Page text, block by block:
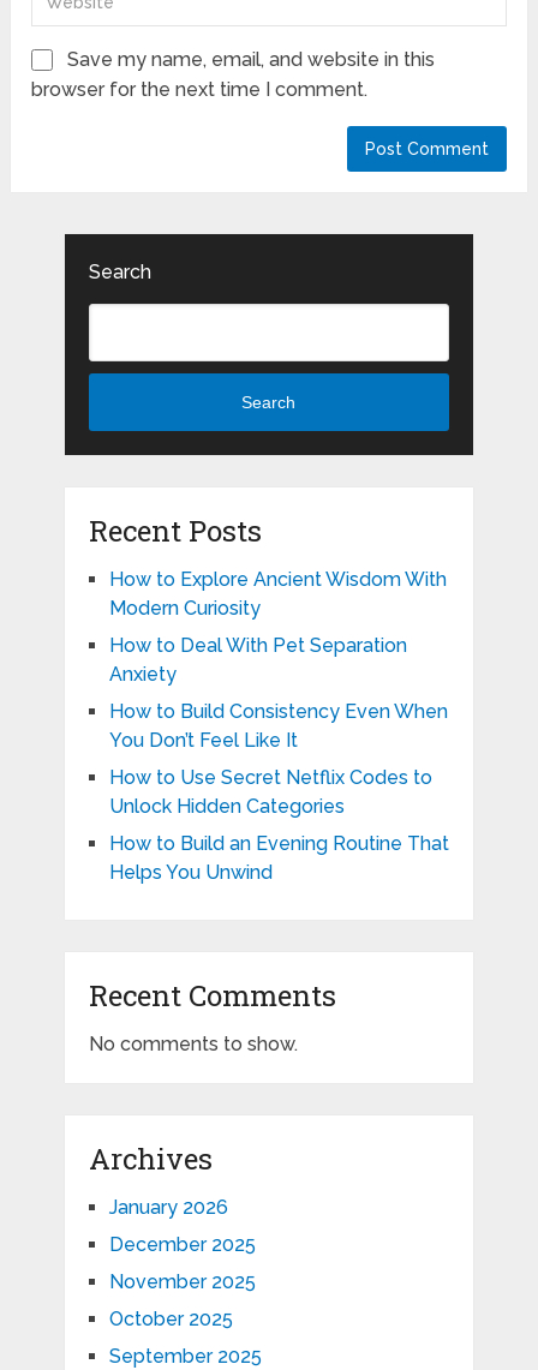
Save my name, email, and website in this
browser for the next time I comment.
Search
Search
Recent Posts
How to Explore Ancient Wisdom With
Modern Curiosity
How to Deal With Pet Separation
Anxiety
How to Build Consistency Even When
You Don’t Feel Like It
How to Use Secret Netflix Codes to
Unlock Hidden Categories
How to Build an Evening Routine That
Helps You Unwind
Recent Comments
No comments to show.
Archives
January 2026
December 2025
November 2025
October 2025
September 2025